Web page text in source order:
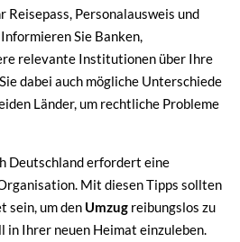
Reisepass, Personalausweis und
Sie Banken,
relevante Institutionen über Ihre
dabei auch mögliche Unterschiede
Länder, um rechtliche Probleme
Deutschland erfordert eine
Mit diesen Tipps sollten
sein, um den Umzug reibungslos zu
in Ihrer neuen Heimat einzuleben.